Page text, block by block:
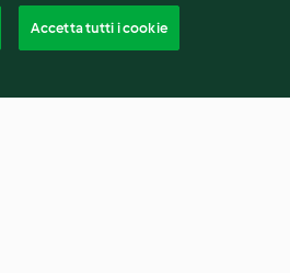
Accetta tutti i cookie